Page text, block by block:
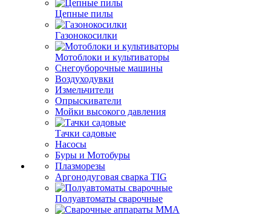
Цепные пилы
Газонокосилки
Мотоблоки и культиваторы
Снегоуборочные машины
Воздуходувки
Измельчители
Опрыскиватели
Мойки высокого давления
Тачки садовые
Насосы
Буры и Мотобуры
Плазморезы
Аргонодуговая сварка TIG
Полуавтоматы сварочные